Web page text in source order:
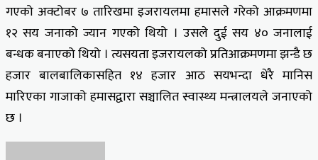
गएको अक्टोबर ७ तारिखमा इजरायलमा हमासले गरेको आक्रमणमा
१२ सय जनाको ज्यान गएको थियो । उसले दुई सय ४० जनालाई
बन्धक बनाएको थियो । त्यसयता इजरायलको प्रतिआक्रमणमा झन्डै छ
हजार बालबालिकासहित १४ हजार आठ सयभन्दा धेरै मानिस
मारिएका गाजाको हमासद्वारा सञ्चालित स्वास्थ्य मन्त्रालयले जनाएको
छ ।